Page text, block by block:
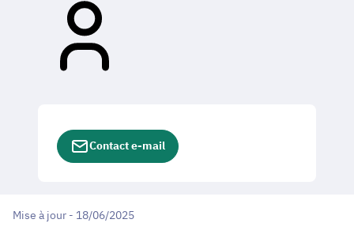
Contact e-mail
Mise à jour - 18/06/2025